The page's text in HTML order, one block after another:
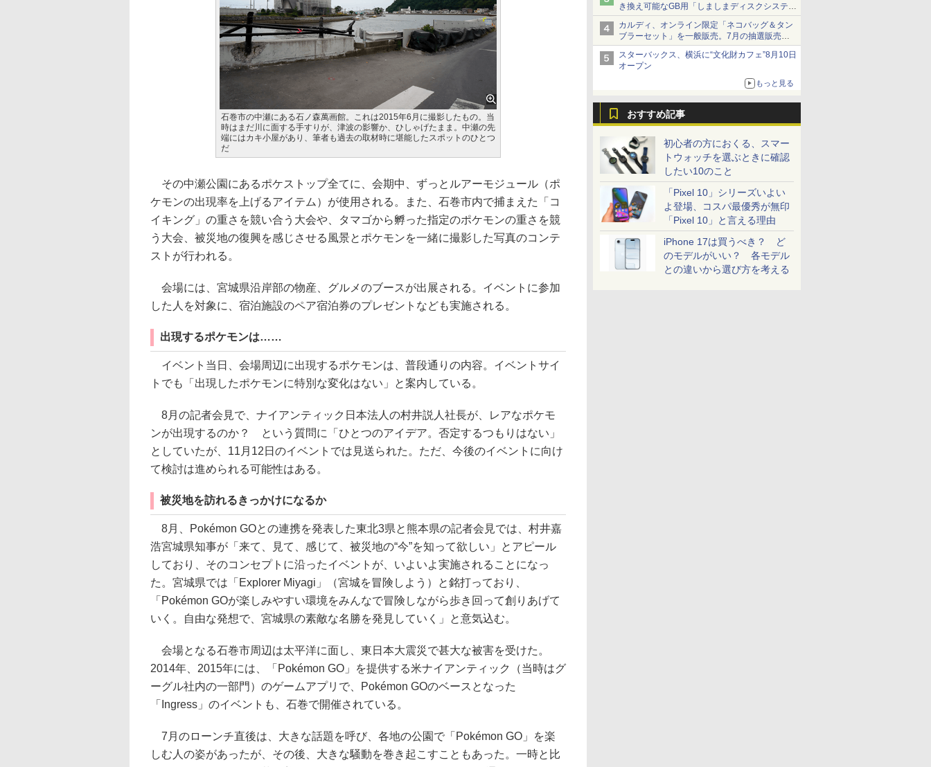
き換え可能なGB用「しましまディスクシステ
ム」
カルディ、オンライン限定「ネコバッグ＆タン
ブラーセット」を一般販売。7月の抽選販売の
当選無効分
スターバックス、横浜に“文化財カフェ”8月10日
オープン
もっと見る
おすすめ記事
初心者の方におくる、スマー
トウォッチを選ぶときに確認
したい10のこと
「Pixel 10」シリーズいよい
よ登場、コスパ最優秀が無印
「Pixel 10」と言える理由
iPhone 17は買うべき？ ど
のモデルがいい？ 各モデル
との違いから選び方を考える
石巻市の中瀬にある石ノ森萬画館。これは2015年6月に撮影したもの。当
時はまだ川に面する手すりが、津波の影響か、ひしゃげたまま。中瀬の先
端にはカキ小屋があり、筆者も過去の取材時に堪能したスポットのひとつ
だ
その中瀬公園にあるポケストップ全てに、会期中、ずっとルアーモジュール（ポ
ケモンの出現率を上げるアイテム）が使用される。また、石巻市内で捕まえた「コ
イキング」の重さを競い合う大会や、タマゴから孵った指定のポケモンの重さを競
う大会、被災地の復興を感じさせる風景とポケモンを一緒に撮影した写真のコンテ
ストが行われる。
会場には、宮城県沿岸部の物産、グルメのブースが出展される。イベントに参加
した人を対象に、宿泊施設のペア宿泊券のプレゼントなども実施される。
出現するポケモンは……
イベント当日、会場周辺に出現するポケモンは、普段通りの内容。イベントサイ
トでも「出現したポケモンに特別な変化はない」と案内している。
8月の記者会見で、ナイアンティック日本法人の村井説人社長が、レアなポケモ
ンが出現するのか？ という質問に「ひとつのアイデア。否定するつもりはない」
としていたが、11月12日のイベントでは見送られた。ただ、今後のイベントに向け
て検討は進められる可能性はある。
被災地を訪れるきっかけになるか
8月、Pokémon GOとの連携を発表した東北3県と熊本県の記者会見では、村井嘉
浩宮城県知事が「来て、見て、感じて、被災地の“今”を知って欲しい」とアピール
しており、そのコンセプトに沿ったイベントが、いよいよ実施されることになっ
た。宮城県では「Explorer Miyagi」（宮城を冒険しよう）と銘打っており、
「Pokémon GOが楽しみやすい環境をみんなで冒険しながら歩き回って創りあげて
いく。自由な発想で、宮城県の素敵な名勝を発見していく」と意気込む。
会場となる石巻市周辺は太平洋に面し、東日本大震災で甚大な被害を受けた。
2014年、2015年には、「Pokémon GO」を提供する米ナイアンティック（当時はグ
ーグル社内の一部門）のゲームアプリで、Pokémon GOのベースとなった
「Ingress」のイベントも、石巻で開催されている。
7月のローンチ直後は、大きな話題を呼び、各地の公園で「Pokémon GO」を楽
しむ人の姿があったが、その後、大きな騒動を巻き起こすこともあった。一時と比